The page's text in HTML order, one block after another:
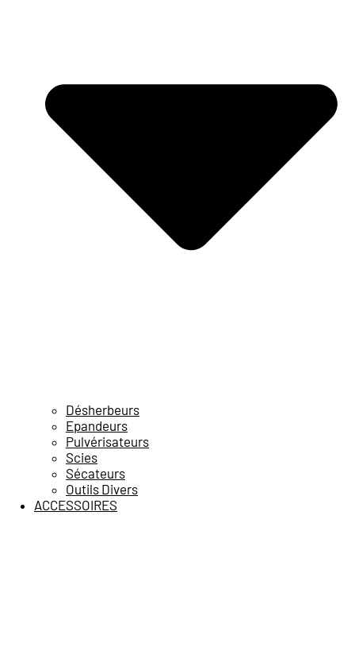
Désherbeurs
Epandeurs
Pulvérisateurs
Scies
Sécateurs
Outils Divers
ACCESSOIRES